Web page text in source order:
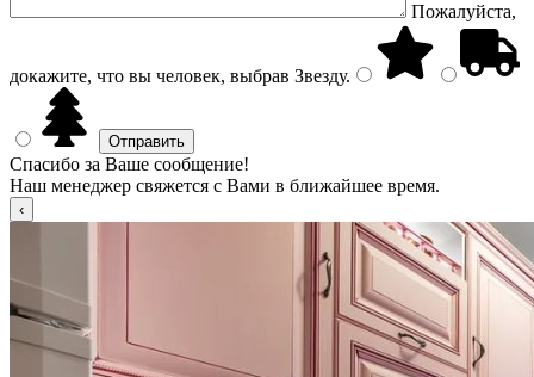
Пожалуйста,
докажите, что вы человек, выбрав Звезду.
Спасибо за Ваше сообщение!
Наш менеджер свяжется с Вами в ближайшее время.